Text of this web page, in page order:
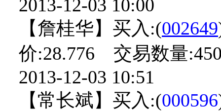
2013-12-03 10:00
【詹桂华】买入:(002649
价:28.776 交易数量
2013-12-03 10:51
【常长斌】买入:(000596